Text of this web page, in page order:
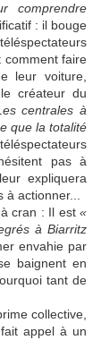
comprendre
: il bouge
comment faire
leur voiture,
créateur du
centrales à
que la totalité
pas à
expliquera
actionner...
cran : Il est «
à Biarritz
envahie par
baignent en
tant de
collective,
appel à un